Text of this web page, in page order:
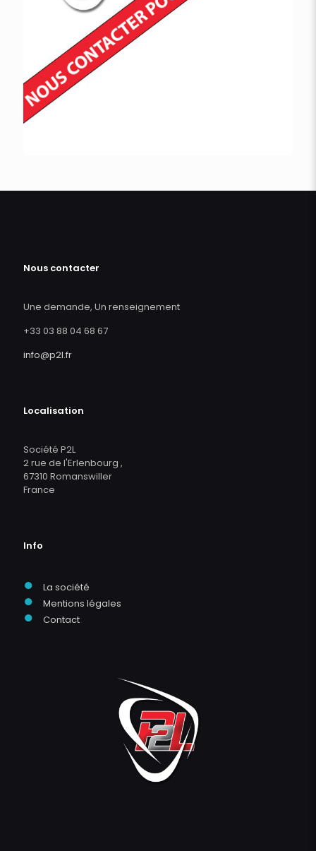
Nous contacter
Une demande, Un renseignement
+33 03 88 04 68 67
info@p2l.fr
Localisation
Société P2L
2 rue de l'Erlenbourg ,
67310 Romanswiller
France
Info
● La société
● Mentions légales
● Contact